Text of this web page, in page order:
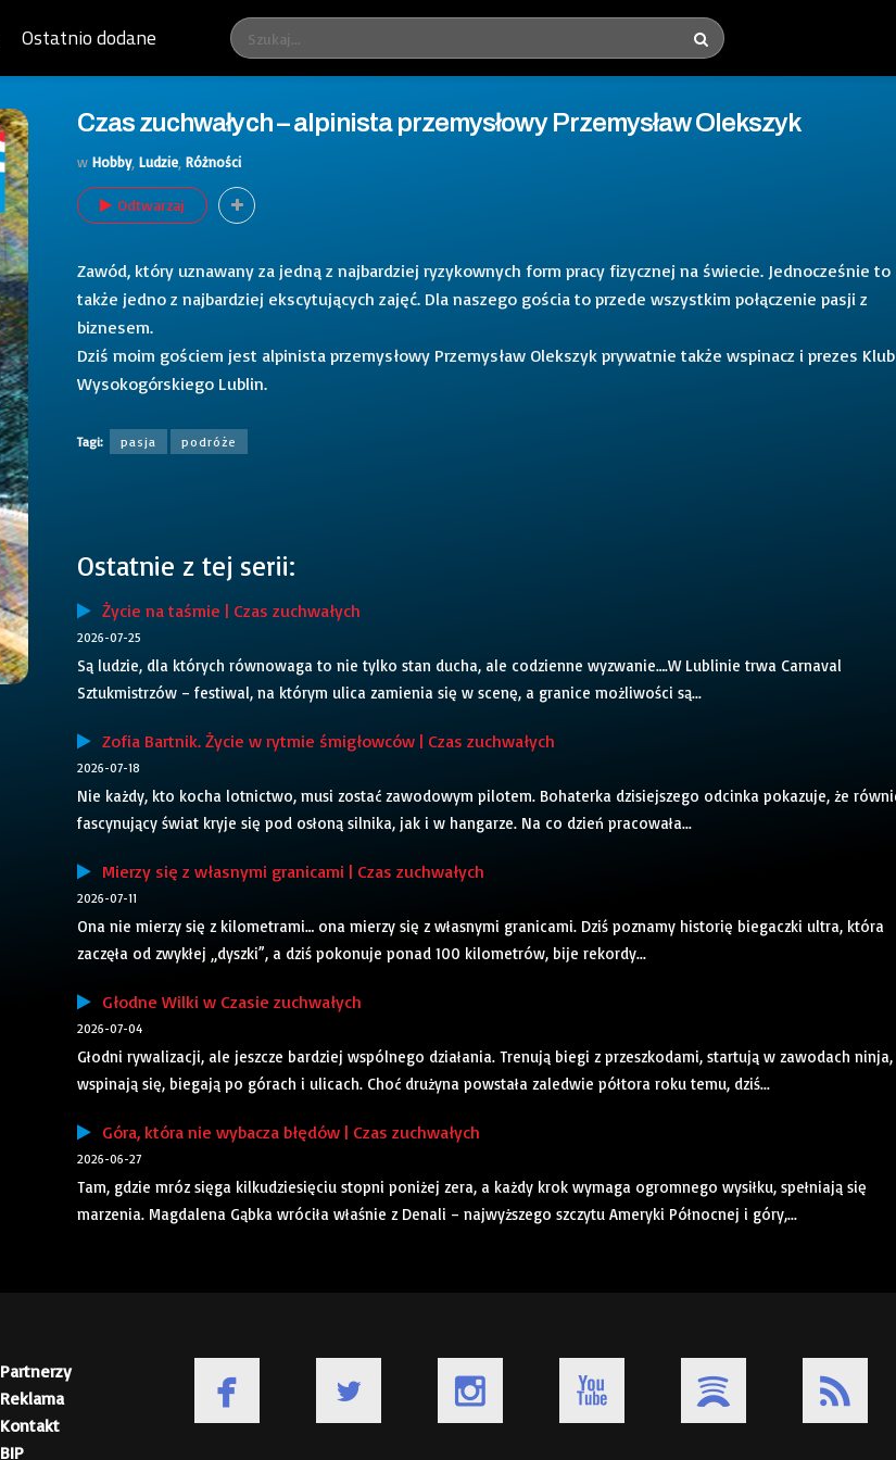
Ostatnio dodane
Czas zuchwałych – alpinista przemysłowy Przemysław Olekszyk
w Hobby, Ludzie Różności
Odtwarzaj
Zawód, który uznawany za jedną z najbardziej ryzykownych form pracy fizycznej na świecie. Jednocześnie to
także jedno z najbardziej ekscytujących zajęć. Dla naszego gościa to przede wszystkim połączenie pasji z
biznesem.
Dziś moim gościem jest alpinista przemysłowy Przemysław Olekszyk prywatnie także wspinacz i prezes
Wysokogórskiego Lublin.
Tagi: pasja podróże
Ostatnie z tej serii:
Życie na taśmie | Czas zuchwałych
2026-07-25
Są ludzie, dla których równowaga to nie tylko stan ducha, ale codzienne wyzwanie….W Lublinie trwa Carnaval
Sztukmistrzów – festiwal, na którym ulica zamienia się w scenę, a granice możliwości są...
Zofia Bartnik. Życie w rytmie śmigłowców | Czas zuchwałych
2026-07-18
Nie każdy, kto kocha lotnictwo, musi zostać zawodowym pilotem. Bohaterka dzisiejszego odcinka pokazuje, że
fascynujący świat kryje się pod osłoną silnika, jak i w hangarze. Na co dzień pracowała...
Mierzy się z własnymi granicami | Czas zuchwałych
2026-07-11
Ona nie mierzy się z kilometrami… ona mierzy się z własnymi granicami. Dziś poznamy historię biegaczki ultra, która
zaczęła od zwykłej „dyszki”, a dziś pokonuje ponad 100 kilometrów, bije rekordy...
Głodne Wilki w Czasie zuchwałych
2026-07-04
Głodni rywalizacji, ale jeszcze bardziej wspólnego działania. Trenują biegi z przeszkodami, startują w zawodach ninja,
wspinają się, biegają po górach i ulicach. Choć drużyna powstała zaledwie półtora roku temu, dziś...
Góra, która nie wybacza błędów | Czas zuchwałych
2026-06-27
Tam, gdzie mróz sięga kilkudziesięciu stopni poniżej zera, a każdy krok wymaga ogromnego wysiłku, spełniają się
marzenia. Magdalena Gąbka wróciła właśnie z Denali – najwyższego szczytu Ameryki Północnej i góry,...
Partnerzy
Reklama
Kontakt
BIP